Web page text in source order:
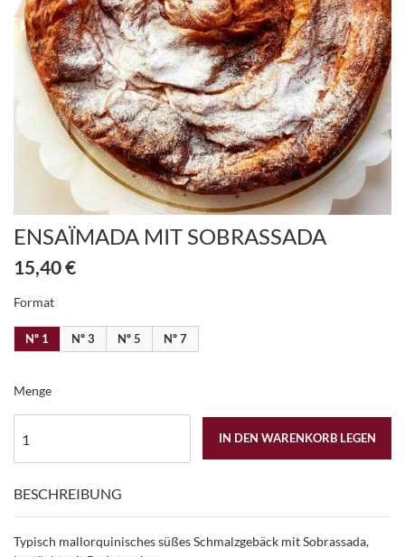
ENSAÏMADA MIT SOBRASSADA
15,40 €
Format
Nº 1 Nº 3 Nº 5 Nº 7
Menge
IN DEN WARENKORB LEGEN
BESCHREIBUNG
Typisch mallorquinisches süßes Schmalzgebäck mit Sobrassada,